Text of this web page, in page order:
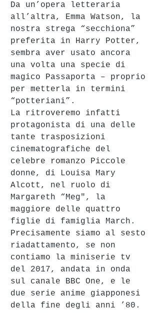
Da un’opera letteraria
all’altra, Emma Watson, la
nostra strega “secchiona”
preferita in Harry Potter,
sembra aver usato ancora
una volta una specie di
magico Passaporta – proprio
per metterla in termini
“potteriani”.
La ritroveremo infatti
protagonista di una delle
tante trasposizioni
cinematografiche del
celebre romanzo Piccole
donne, di Louisa Mary
Alcott, nel ruolo di
Margareth “Meg", la
maggiore delle quattro
figlie di famiglia March.
Precisamente siamo al sesto
riadattamento, se non
contiamo la miniserie tv
del 2017, andata in onda
sul canale BBC One, e le
due serie anime giapponesi
della fine degli anni ’80.